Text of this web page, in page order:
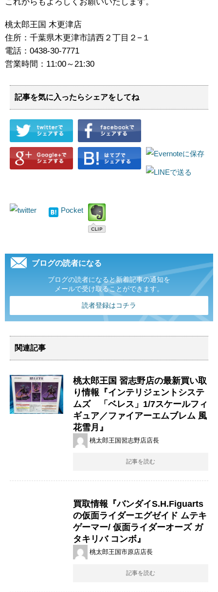
これからもよろしくお願いいたします。
桃太郎王国 木更津店
住所：千葉県木更津市請西２丁目２−１
電話：0438-30-7771
営業時間：11:00～21:30
記事を気に入ったらシェアをしてね
Pocket
ブログの読者になる
ブログの読者になると新着記事の通知を
メールで受け取ることができます。
読者登録はコチラ
関連記事
桃太郎王国 習志野店の最新買い取
り情報『インテリジェントシステ
ムズ 「ベレス」1/7スケールフィ
ギュア／ファイアーエムブレム ​風
花雪月』
桃太郎王国習志野店店長
記事を読む
買取情報『バンダイS.H.Figuarts ​
の仮面ライダーエグゼイド ​ムテキ
ゲーマー/ ​仮面ライダーオーズ ​ガ
タキリバ ​コンボ』
桃太郎王国市原店店長
記事を読む